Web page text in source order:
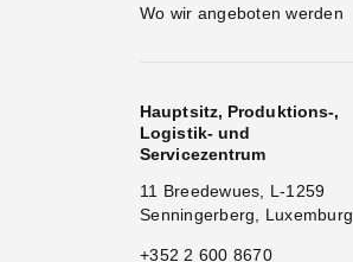
Wo wir angeboten werden
Hauptsitz, Produktions-,
Logistik- und
Servicezentrum
11 Breedewues, L-1259
Senningerberg, Luxemburg
+352 2 600 8670